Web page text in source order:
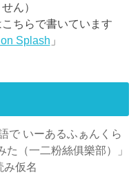
ん）
ちらで書いています
Splash 」
で いーあるふぁんくら
た（一二粉絲俱樂部）」
み仮名